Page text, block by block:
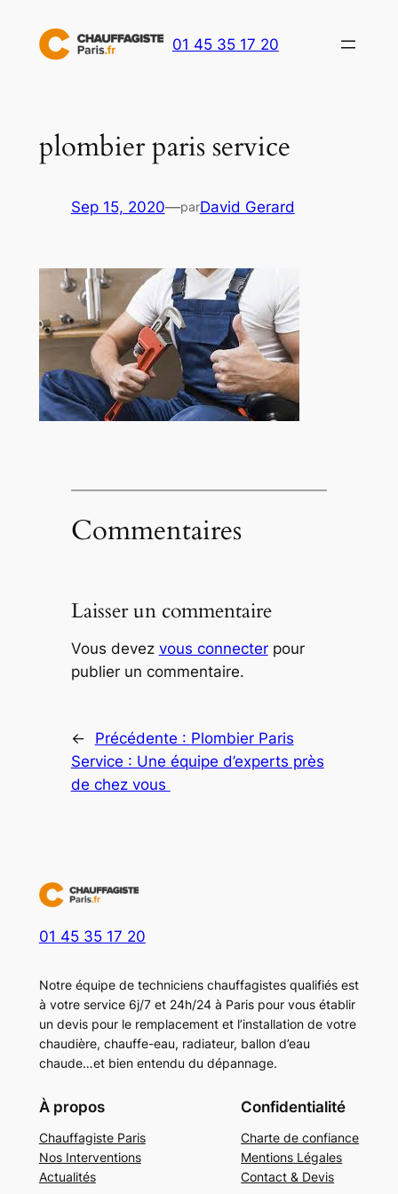
contenu
01 45 35 17 20
plombier paris service
Sep 15, 2020—parDavid Gerard
Commentaires
Laisser un commentaire
Vous devez vous connecterpour
publier un commentaire.
← Précédente : Plombier Paris
Service : Une équipe d’experts près
de chez vous
01 45 35 17 20
Notre équipe de techniciens chauffagistes qualifiés est
à votre service 6j/7 et 24h/24 à Paris pour vous établir
un devis pour le remplacement et l’installation de votre
chaudière, chauffe-eau, radiateur, ballon d’eau
chaude…et bien entendu du dépannage.
À propos
Chauffagiste Paris
Nos Interventions
Actualités
Confidentialité
Charte de confiance
Mentions Légales
Contact & Devis